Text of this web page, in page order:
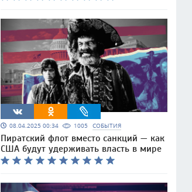
08.04.2025 00:34 1005 СОБЫТИЯ
Пиратский флот вместо санкций — как
США будут удерживать власть в мире